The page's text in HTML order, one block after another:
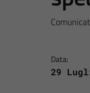
Data:
29